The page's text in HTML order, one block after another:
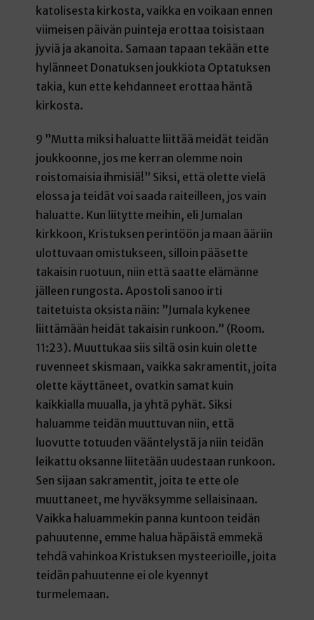
katolisesta kirkosta, vaikka en voikaan ennen
viimeisen päivän puinteja erottaa toisistaan
jyviä ja akanoita. Samaan tapaan tekään ette
hylänneet Donatuksen joukkiota Optatuksen
takia, kun ette kehdanneet erottaa häntä
kirkosta.
9 ”Mutta miksi haluatte liittää meidät teidän
joukkoonne, jos me kerran olemme noin
roistomaisia ihmisiä!” Siksi, että olette vielä
elossa ja teidät voi saada raiteilleen, jos vain
haluatte. Kun liitytte meihin, eli Jumalan
kirkkoon, Kristuksen perintöön ja maan ääriin
ulottuvaan omistukseen, silloin pääsette
takaisin ruotuun, niin että saatte elämänne
jälleen rungosta. Apostoli sanoo irti
taitetuista oksista näin: ”Jumala kykenee
liittämään heidät takaisin runkoon.” (Room.
11:23). Muuttukaa siis siltä osin kuin olette
ruvenneet skismaan, vaikka sakramentit, joita
olette käyttäneet, ovatkin samat kuin
kaikkialla muualla, ja yhtä pyhät. Siksi
haluamme teidän muuttuvan niin, että
luovutte totuuden vääntelystä ja niin teidän
leikattu oksanne liitetään uudestaan runkoon.
Sen sijaan sakramentit, joita te ette ole
muuttaneet, me hyväksymme sellaisinaan.
Vaikka haluammekin panna kuntoon teidän
pahuutenne, emme halua häpäistä emmekä
tehdä vahinkoa Kristuksen mysteerioille, joita
teidän pahuutenne ei ole kyennyt
turmelemaan.